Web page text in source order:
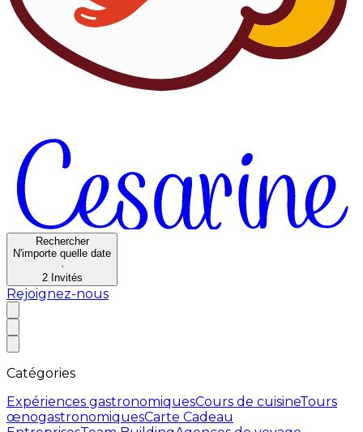
Rechercher
N'importe quelle date
·
2 Invités
Rejoignez-nous
Catégories
Expériences gastronomiquesCours de cuisineTours
œnogastronomiquesCarte Cadeau